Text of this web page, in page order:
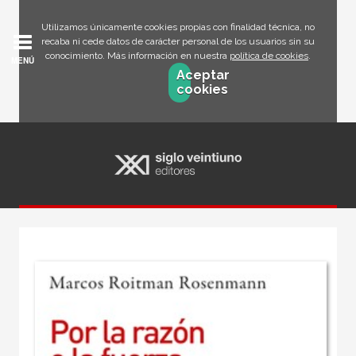
Utilizamos únicamente cookies propias con finalidad técnica, no
recaba ni cede datos de carácter personal de los usuarios sin su
conocimiento. Más información en nuestra política de cookies.
Aceptar
cookies
MENÚ